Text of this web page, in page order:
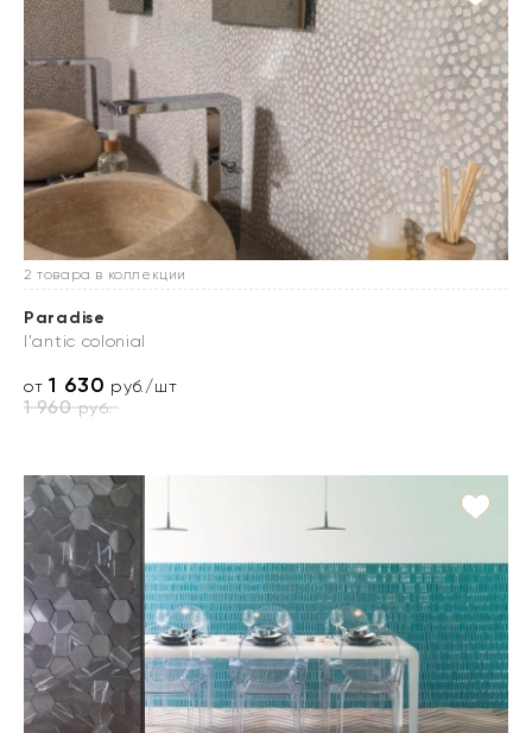
2 товара в коллекции
Paradise
l'antic colonial
от1 630 руб./шт
1 960руб.